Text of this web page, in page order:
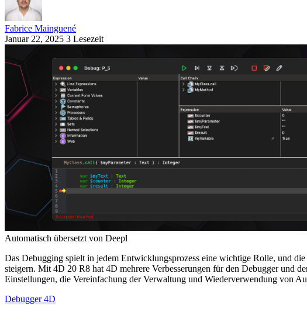
Fabrice Mainguené
Januar 22, 2025 3 Lesezeit
Automatisch übersetzt von Deepl
Das Debugging spielt in jedem Entwicklungsprozess eine wichtige Rolle, und
steigern. Mit 4D 20 R8 hat 4D mehrere Verbesserungen für den Debugger und
Einstellungen, die Vereinfachung der Verwaltung und Wiederverwendung von
Debugger 4D